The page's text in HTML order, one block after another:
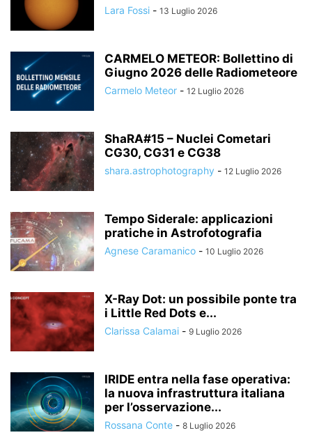
Lara Fossi - 13 Luglio 2026
CARMELO METEOR: Bollettino di
Giugno 2026 delle Radiometeore
Carmelo Meteor - 12 Luglio 2026
ShaRA#15 – Nuclei Cometari
CG30, CG31 e CG38
shara.astrophotography - 12 Luglio 2026
Tempo Siderale: applicazioni
pratiche in Astrofotografia
Agnese Caramanico - 10 Luglio 2026
X-Ray Dot: un possibile ponte tra
i Little Red Dots e...
Clarissa Calamai - 9 Luglio 2026
IRIDE entra nella fase operativa:
la nuova infrastruttura italiana
per l’osservazione...
Rossana Conte - 8 Luglio 2026